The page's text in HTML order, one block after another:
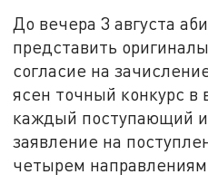
До вечера 3 августа
представить
согласие на
ясен точный конкурс в
каждый поступающий
заявление на
четырем направлениям